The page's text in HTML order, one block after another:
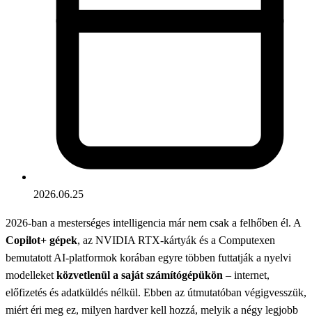
2026.06.25
2026-ban a mesterséges intelligencia már nem csak a felhőben él. A
Copilot+ gépek, az NVIDIA RTX-kártyák és a Computexen
bemutatott AI-platformok korában egyre többen futtatják a nyelvi
modelleket közvetlenül a saját számítógépükön – internet,
előfizetés és adatküldés nélkül. Ebben az útmutatóban végigvesszük,
miért éri meg ez, milyen hardver kell hozzá, melyik a négy legjobb